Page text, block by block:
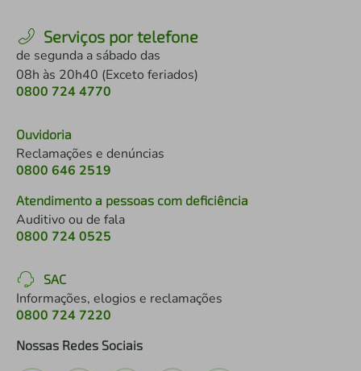
Serviços por telefone
de segunda a sábado das
08h às 20h40 (Exceto feriados)
0800 724 4770
Ouvidoria
Reclamações e denúncias
0800 646 2519
Atendimento a pessoas com deficiência
Auditivo ou de fala
0800 724 0525
SAC
Informações, elogios e reclamações
0800 724 7220
Nossas Redes Sociais